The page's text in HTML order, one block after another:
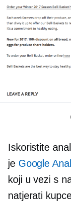
Iskoristite
je Google
koji u vezi s
natjerati